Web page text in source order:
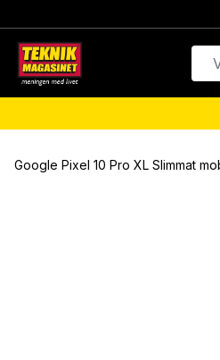
Google Pixel 10 Pro XL Slimmat